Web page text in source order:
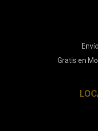
Gratis en